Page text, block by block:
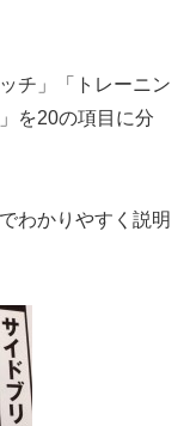
チ」「トレーニン
を20の項目に分
わかりやすく説明